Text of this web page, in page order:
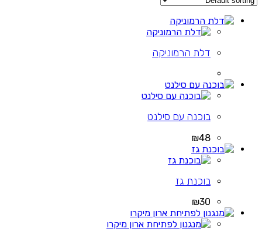
דלת הרמוניקה
בוכנה עם סילנט
₪48
בוכנת גז
₪30